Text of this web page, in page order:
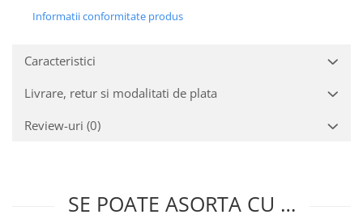
Informatii conformitate produs
Caracteristici
Livrare, retur si modalitati de plata
Review-uri (0)
SE POATE ASORTA CU …